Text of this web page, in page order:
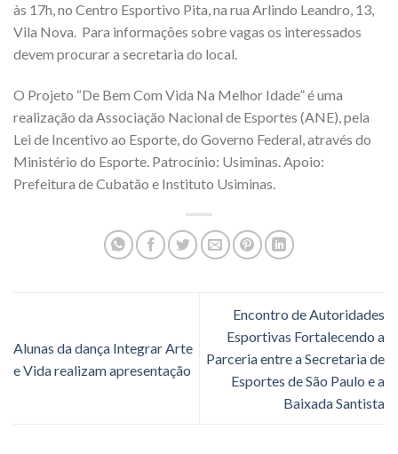
às 17h, no Centro Esportivo Pita, na rua Arlindo Leandro, 13,
Vila Nova. Para informações sobre vagas os interessados
devem procurar a secretaria do local.
O Projeto “De Bem Com Vida Na Melhor Idade” é uma
realização da Associação Nacional de Esportes (ANE), pela
Lei de Incentivo ao Esporte, do Governo Federal, através do
Ministério do Esporte. Patrocínio: Usiminas. Apoio:
Prefeitura de Cubatão e Instituto Usiminas.
Alunas da dança Integrar Arte
e Vida realizam apresentação
Encontro de Autoridades
Esportivas Fortalecendo a
Parceria entre a Secretaria de
Esportes de São Paulo e a
Baixada Santista